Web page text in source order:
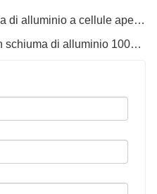
precedente : Foglio di schiuma di alluminio a cellule aperte per la decorazione
Prossimo : Foglio sandwich in schiuma di alluminio 1000x1000